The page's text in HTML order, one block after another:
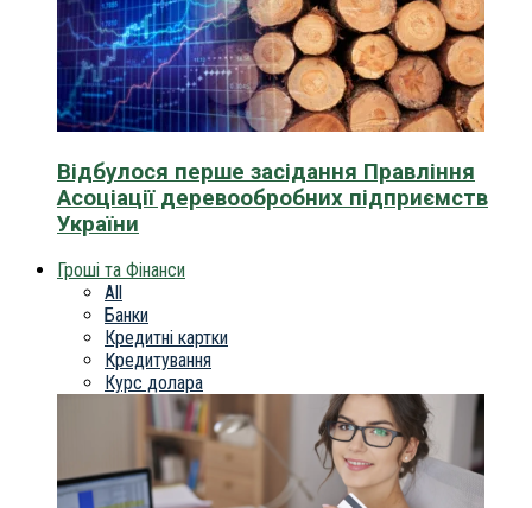
Відбулося перше засідання Правління
Асоціації деревообробних підприємств
України
Гроші та Фінанси
All
Банки
Кредитні картки
Кредитування
Курс долара